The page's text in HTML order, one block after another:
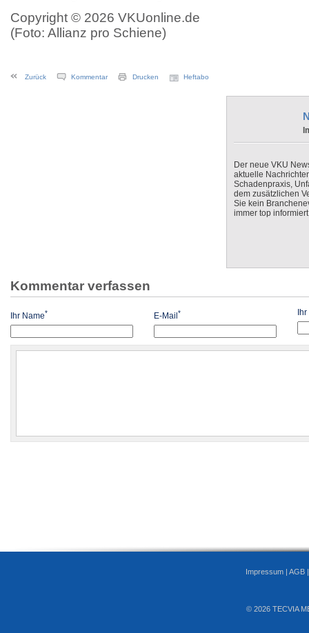
Copyright © 2026 VKUonline.de
(Foto: Allianz pro Schiene)
Zurück Kommentar Drucken Heftabo
Der neue VKU
aktuelle
Schadenpraxis,
dem zusätzlichen
Sie kein
immer top
Kommentar verfassen
Ihr Name* E-Mail* Ihr
Impressum | AGB
© 2026 TECVIA